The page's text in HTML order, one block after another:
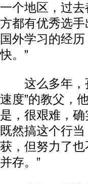
一个地区，过
方都有优秀选
国外学习的经
快。”
这么多年，孙
速度”的教父，
是，很艰难，
既然搞这个行
获，但努力了
并存。”